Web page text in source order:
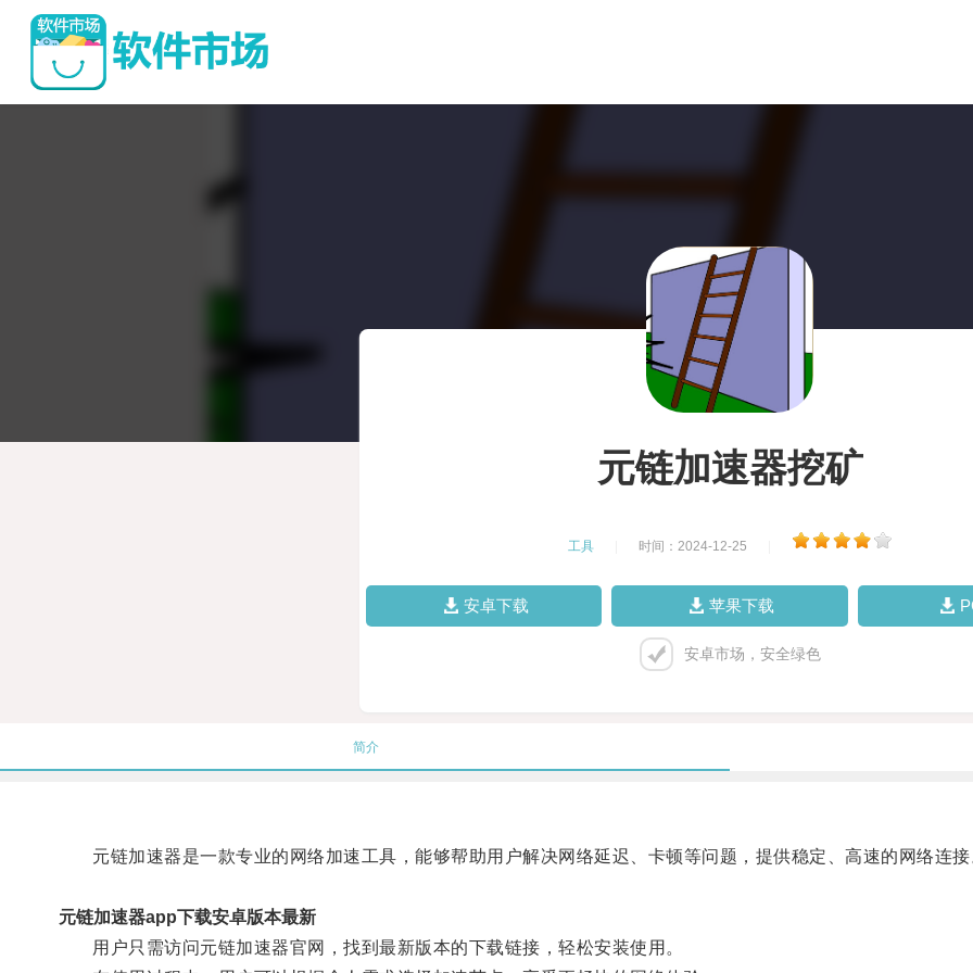
元链加速器挖矿
工具 时间：2024-12-25
安卓下载 苹果下载
安卓市场，安全绿色
简介
元链加速器是一款专业的网络加速工具，能够帮助用户解决网络延迟、卡顿等问题，提供稳定、高速的网络连接
元链加速器app下载安卓版本最新
用户只需访问元链加速器官网，找到最新版本的下载链接，轻松安装使用。